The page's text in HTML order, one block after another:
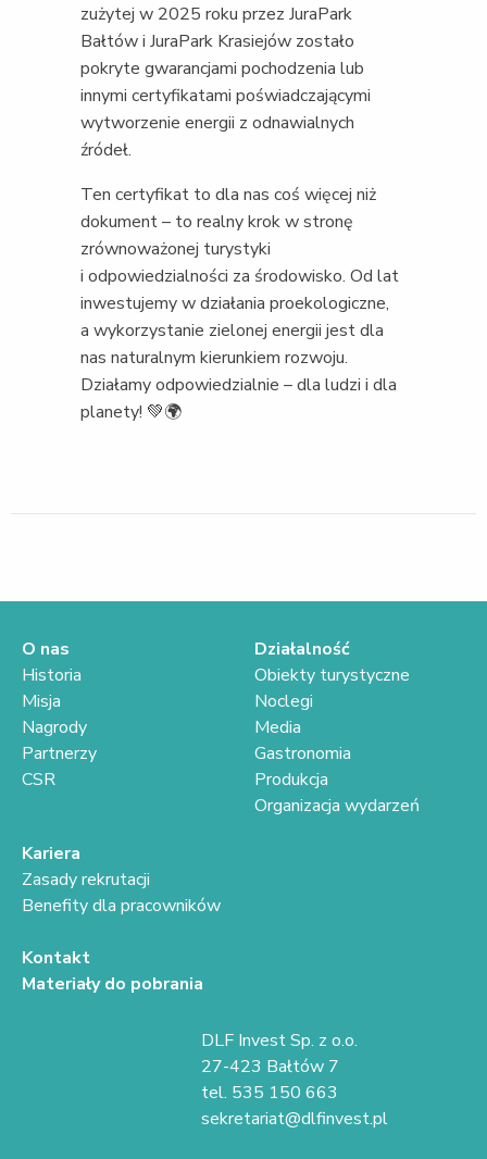
zużytej w 2025 roku przez JuraPark
Bałtów i JuraPark Krasiejów zostało
pokryte gwarancjami pochodzenia lub
innymi certyfikatami poświadczającymi
wytworzenie energii z odnawialnych
źródeł.
Ten certyfikat to dla nas coś więcej niż
dokument – to realny krok w stronę
zrównoważonej turystyki
i odpowiedzialności za środowisko. Od lat
inwestujemy w działania proekologiczne,
a wykorzystanie zielonej energii jest dla
nas naturalnym kierunkiem rozwoju.
Działamy odpowiedzialnie – dla ludzi i dla
planety! 💚🌍
O nas
Historia
Misja
Nagrody
Partnerzy
CSR
Działalność
Obiekty turystyczne
Noclegi
Media
Gastronomia
Produkcja
Organizacja wydarzeń
Kariera
Zasady rekrutacji
Benefity dla pracowników
Kontakt
Materiały do pobrania
DLF Invest Sp. z o.o.
27-423 Bałtów 7
tel. 535 150 663
sekretariat@dlfinvest.pl